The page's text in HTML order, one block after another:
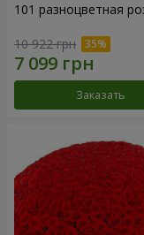
101 разноцветная
10 922 грн
Заказать